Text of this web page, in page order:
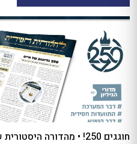
חוגגים 250! • מהדורה היסטורית של מגזין 'לחלוחית חסידית'